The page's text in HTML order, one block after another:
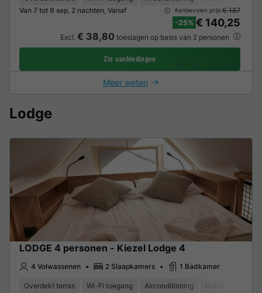
Van 7 tot 9 sep, 2 nachten, Vanaf
Aanbevolen prijs:€ 187
-25% € 140,25
Excl. € 38,80 toeslagen op basis van 2 personen
Zie aanbiedingen
Meer weten
Lodge
LODGE 4 personen - Kiezel Lodge 4
4 Volwassenen 2 Slaapkamers 1 Badkamer
Overdekt terras Wi-Fi toegang Airconditioning
Huisdieren